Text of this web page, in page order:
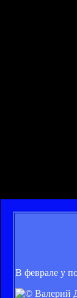
В феврале у